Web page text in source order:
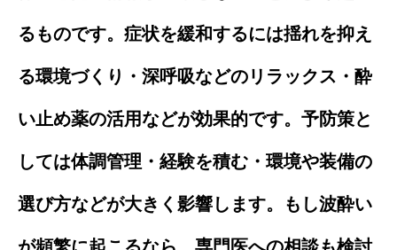
るものです。症状を緩和するには揺れを抑え
る環境づくり・深呼吸などのリラックス・酔
い止め薬の活用などが効果的です。予防策と
しては体調管理・経験を積む・環境や装備の
選び方などが大きく影響します。もし波酔い